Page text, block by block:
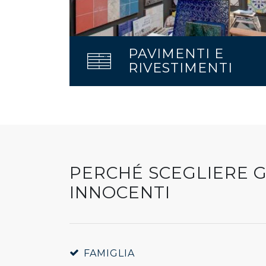
PAVIMENTI E
RIVESTIMENTI
PERCHÉ SCEGLIERE
INNOCENTI
FAMIGLIA